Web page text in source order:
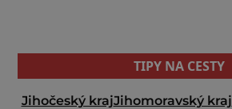
TIPY NA CESTY
Jihočeský krajJihomoravský kraj